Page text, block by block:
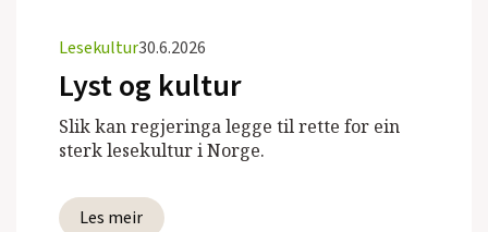
Lesekultur30.6.2026
Lyst og kultur
Slik kan regjeringa legge til rette for ein
sterk lesekultur i Norge.
Les meir